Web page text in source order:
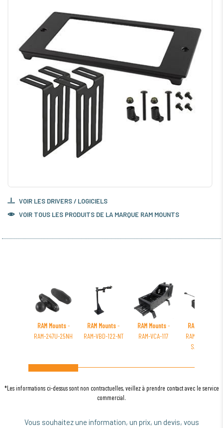
VOIR LES DRIVERS / LOGICIELS
VOIR TOUS LES PRODUITS DE LA MARQUE RAM MOUNTS
RAM Mounts-
RAM-247U-25NH
RAM Mounts-
RAM-VBD-122-NT
RAM Mounts-
RAM-VCA-117
RAM Mounts
RAM-DOCK-6G-
SAM84CPU
*Les informations ci-dessus sont non contractuelles, veillez à prendre contact avec le service
commercial.
Vous souhaitez une information, un prix, un devis, vous